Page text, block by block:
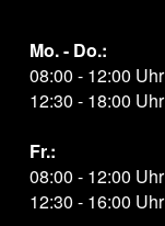
Mo. - Do.:
08:00 - 12:00 Uhr
12:30 - 18:00 Uhr
Fr.:
08:00 - 12:00 Uhr
12:30 - 16:00 Uhr